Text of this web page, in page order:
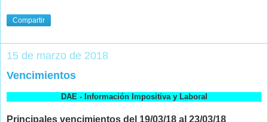
Compartir
15 de marzo de 2018
Vencimientos
DAE - Información Impositiva y Laboral
Principales vencimientos del 19/03/18 al 23/03/18